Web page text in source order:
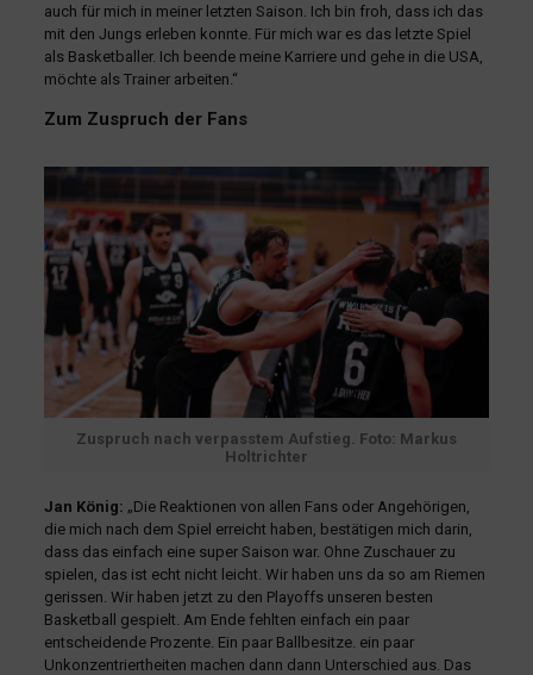
auch für mich in meiner letzten Saison. Ich bin froh, dass ich das
mit den Jungs erleben konnte. Für mich war es das letzte Spiel
als Basketballer. Ich beende meine Karriere und gehe in die USA,
möchte als Trainer arbeiten.“
Zum Zuspruch der Fans
Zuspruch nach verpasstem Aufstieg. Foto: Markus
Holtrichter
Jan König: „Die Reaktionen von allen Fans oder Angehörigen,
die mich nach dem Spiel erreicht haben, bestätigen mich darin,
dass das einfach eine super Saison war. Ohne Zuschauer zu
spielen, das ist echt nicht leicht. Wir haben uns da so am Riemen
gerissen. Wir haben jetzt zu den Playoffs unseren besten
Basketball gespielt. Am Ende fehlten einfach ein paar
entscheidende Prozente. Ein paar Ballbesitze. ein paar
Unkonzentriertheiten machen dann dann Unterschied aus. Das